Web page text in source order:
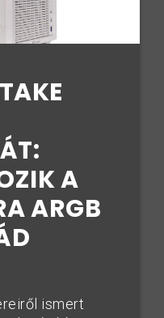
A
ARGB
ismert